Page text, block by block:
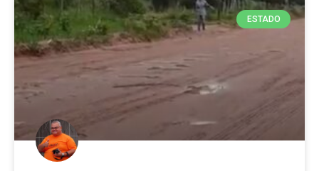
ESTADO